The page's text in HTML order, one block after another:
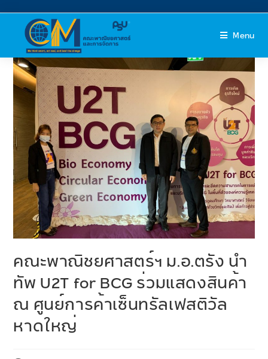
Menu
คณะพาณิชยศาสตร์ฯ ม.อ.ตรัง นำ
ทัพ U2T for BCG ร่วมแสดงสินค้า
ณ ศูนย์การค้าเซ็นทรัลเฟสติวัล
หาดใหญ่